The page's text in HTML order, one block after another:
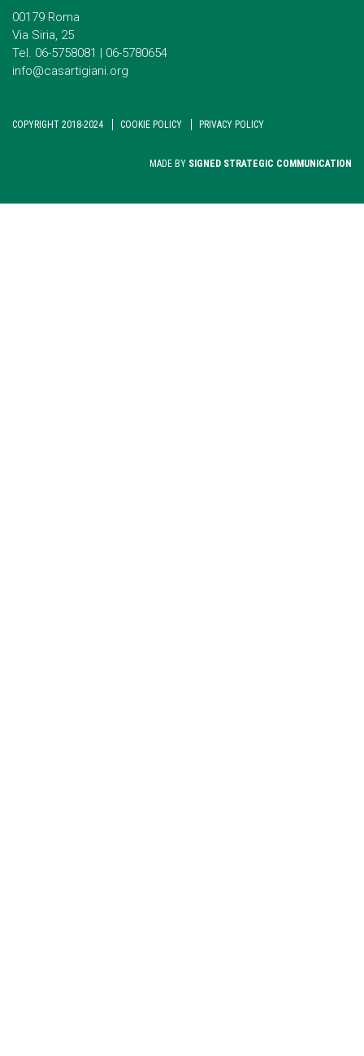
00179 Roma
Via Siria, 25
Tel. 06-5758081 | 06-5780654
info@casartigiani.org
COPYRIGHT 2018-2024 COOKIE POLICY PRIVACY POLICY
MADE BY SIGNED STRATEGIC COMMUNICATION